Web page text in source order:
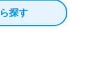
探す